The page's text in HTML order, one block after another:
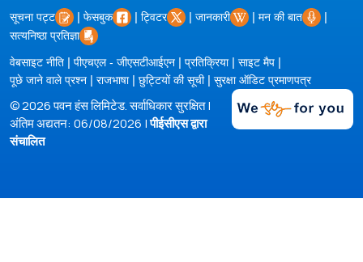
सूचना पट्ट | फेसबुक | ट्विटर | जानकारी | मन की बात |
सत्यनिष्ठा प्रतिज्ञा
वेबसाइट नीति | पीएचएल - जीएसटीआईएन | प्रतिक्रिया| साइट मैप |
पूछे जाने वाले प्रश्न | राजभाषा| छुट्टियों की सूची| सुरक्षा ऑडिट प्रमाणपत्र
© 2026 पवन हंस लिमिटेड. सर्वाधिकार सुरक्षित |
अंतिम अद्यतन: 06/08/2026 |पीईसीएस द्वारा
संचालित